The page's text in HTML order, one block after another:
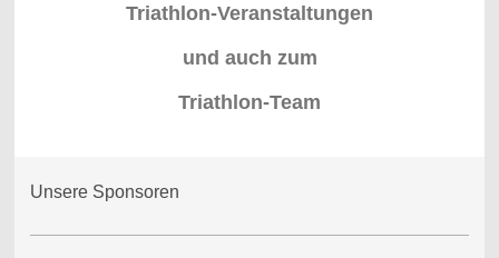
Triathlon-Veranstaltungen
und auch zum
Triathlon-Team
Unsere Sponsoren